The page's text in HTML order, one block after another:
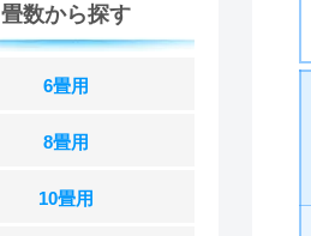
畳数から探す
6畳用
8畳用
10畳用